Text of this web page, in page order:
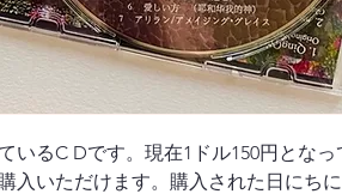
いるC Dです。現在1ドル150円となっ
入いただけます。購入された日にち